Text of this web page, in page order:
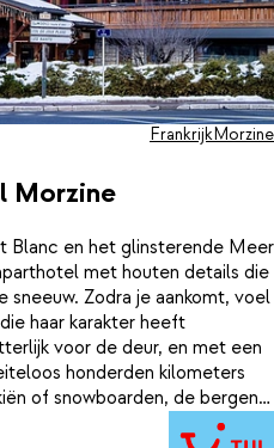
Morzine
FrankrijkMorzine
Blanc en het glinsterende Meer
met houten details die
Zodra je aankomt, voel
haar karakter heeft
voor de deur, en met een
honderden kilometers
of snowboarden, de bergen
dag in de Franse Alpen is